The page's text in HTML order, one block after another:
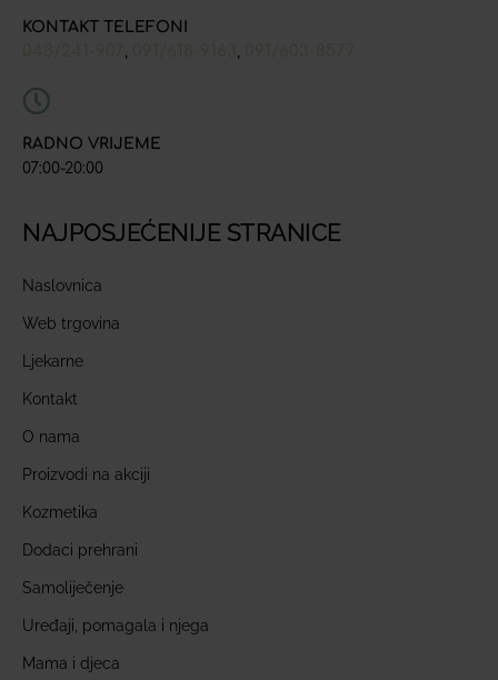
KONTAKT TELEFONI
, ,
RADNO VRIJEME
07:00-20:00
NAJPOSJEĆENIJE STRANICE
Naslovnica
Web trgovina
Ljekarne
Kontakt
O nama
Proizvodi na akciji
Kozmetika
Dodaci prehrani
Samoliječenje
Uređaji, pomagala i njega
Mama i djeca